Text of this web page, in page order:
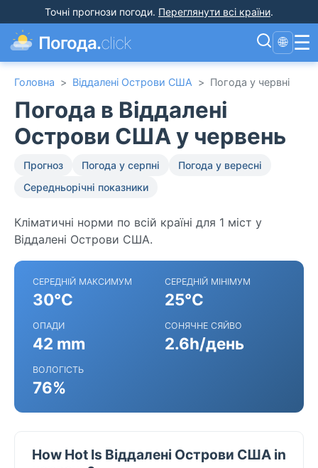
Точні прогнози погоди. Переглянути всі країни.
Погода.click 🌐 ☰
Головна > Віддалені Острови США > Погода у червні
Погода в Віддалені
Острови США у червень
Прогноз Погода у серпні
Погода у вересні
Середньорічні показники
Кліматичні норми по всій країні для 1 міст у
Віддалені Острови США.
СЕРЕДНІЙ МАКСИМУМ
30°C
СЕРЕДНІЙ МІНІМУМ
25°C
ОПАДИ
42 mm
СОНЯЧНЕ СЯЙВО
2.6h/день
ВОЛОГІСТЬ
76%
How Hot Is Віддалені Острови США in